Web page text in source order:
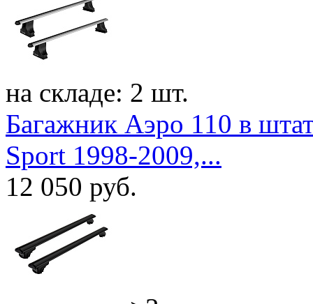
на складе: 2 шт.
Багажник Аэро 110 в
Sport 1998-2009,...
12 050 руб.